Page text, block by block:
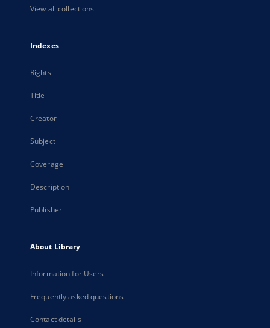
View all collections
Indexes
Rights
Title
Creator
Subject
Coverage
Description
Publisher
About Library
Information for Users
Frequently asked questions
Contact details